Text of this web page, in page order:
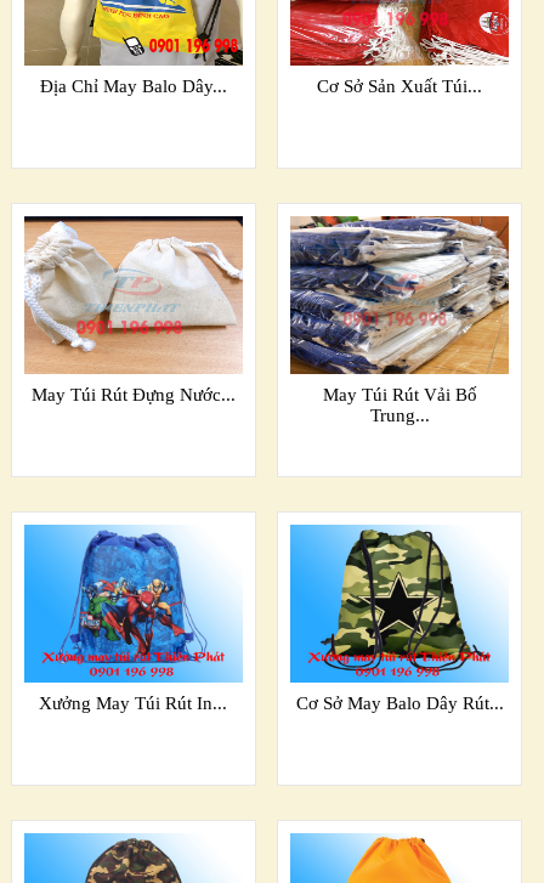
Địa Chỉ May Balo Dây... Cơ Sở Sản Xuất Túi...
May Túi Rút Đựng Nước...
May Túi Rút Vải Bố
Trung...
Xưởng May Túi Rút In... Cơ Sở May Balo Dây Rút...